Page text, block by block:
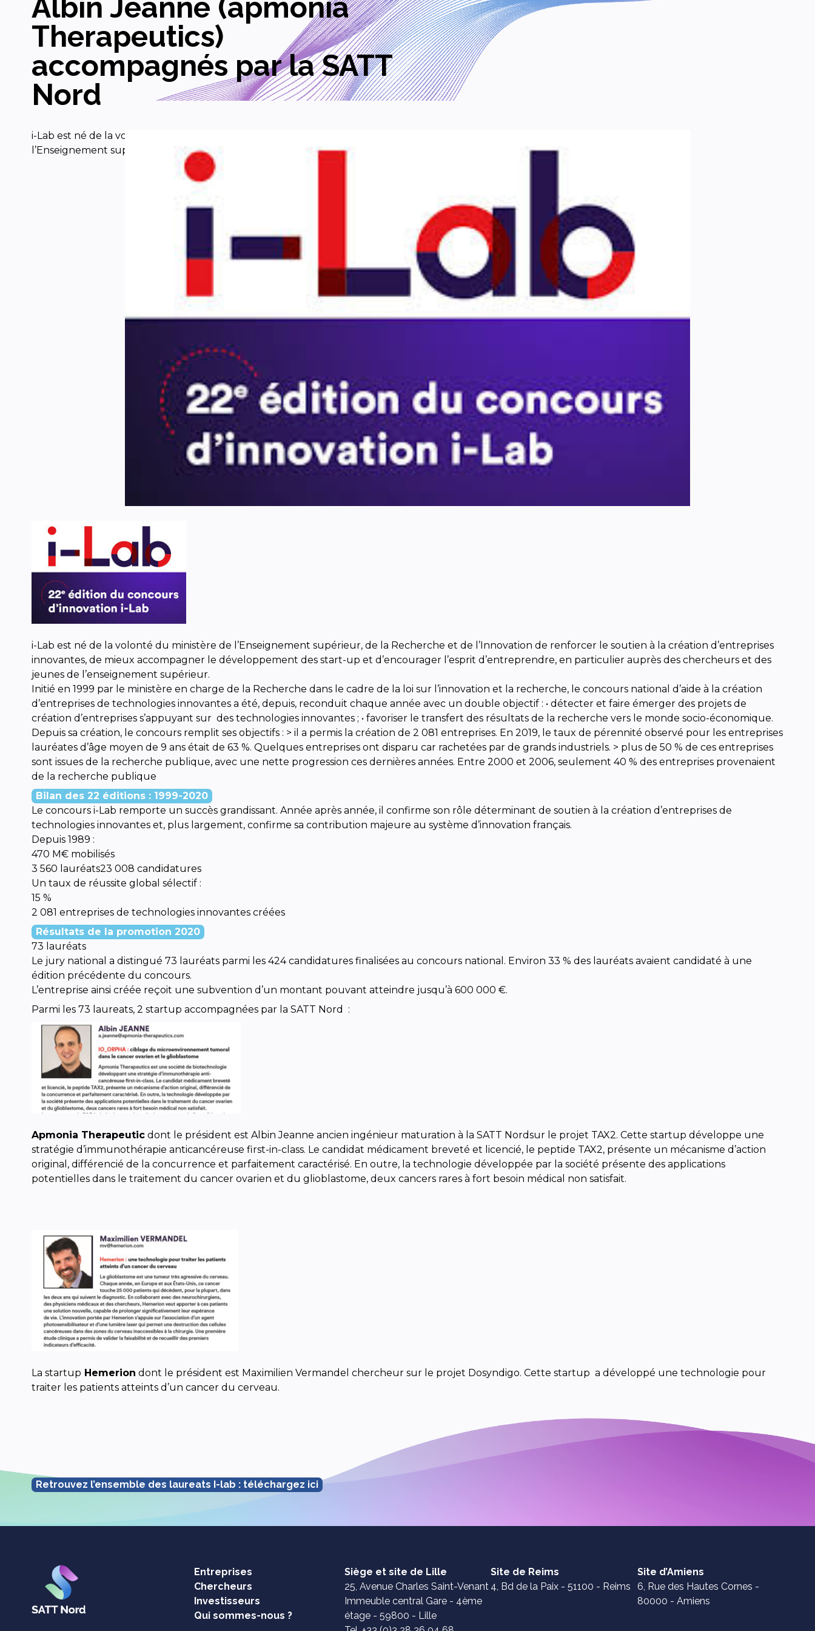
Albin Jeanne (apmonia
Therapeutics)
accompagnés par la SATT
Nord
i-Lab est né de la volonté du ministère de
l’Enseignement supérieur, de […]
i-Lab est né de la volonté du ministère de l’Enseignement supérieur, de la Recherche et de l’Innovation de renforcer le soutien à la création d’entreprises
innovantes, de mieux accompagner le développement des start-up et d’encourager l’esprit d’entreprendre, en particulier auprès des chercheurs et des
jeunes de l’enseignement supérieur.
Initié en 1999 par le ministère en charge de la Recherche dans le cadre de la loi sur l’innovation et la recherche, le concours national d’aide à la création
d’entreprises de technologies innovantes a été, depuis, reconduit chaque année avec un double objectif : • détecter et faire émerger des projets de
création d’entreprises s’appuyant sur des technologies innovantes ; • favoriser le transfert des résultats de la recherche vers le monde socio-économique.
Depuis sa création, le concours remplit ses objectifs : > il a permis la création de 2 081 entreprises. En 2019, le taux de pérennité observé pour les entreprises
lauréates d’âge moyen de 9 ans était de 63 %. Quelques entreprises ont disparu car rachetées par de grands industriels. > plus de 50 % de ces entreprises
sont issues de la recherche publique, avec une nette progression ces dernières années. Entre 2000 et 2006, seulement 40 % des entreprises provenaient
de la recherche publique
Bilan des 22 éditions : 1999-2020
Le concours i-Lab remporte un succès grandissant. Année après année, il confirme son rôle déterminant de soutien à la création d’entreprises de
technologies innovantes et, plus largement, confirme sa contribution majeure au système d’innovation français.
Depuis 1989 :
470 M€ mobilisés
3 560 lauréats23 008 candidatures
Un taux de réussite global sélectif :
15 %
2 081 entreprises de technologies innovantes créées
Résultats de la promotion 2020
73 lauréats
Le jury national a distingué 73 lauréats parmi les 424 candidatures finalisées au concours national. Environ 33 % des lauréats avaient candidaté à une
édition précédente du concours.
L’entreprise ainsi créée reçoit une subvention d’un montant pouvant atteindre jusqu’à 600 000 €.
Parmi les 73 laureats, 2 startup accompagnées par la SATT Nord :
Apmonia Therapeutic dont le président est Albin Jeanne ancien ingénieur maturation à la SATT Nordsur le projet TAX2. Cette startup développe une
stratégie d’immunothérapie anticancéreuse first-in-class. Le candidat médicament breveté et licencié, le peptide TAX2, présente un mécanisme d’action
original, différencié de la concurrence et parfaitement caractérisé. En outre, la technologie développée par la société présente des applications
potentielles dans le traitement du cancer ovarien et du glioblastome, deux cancers rares à fort besoin médical non satisfait.
La startup Hemerion dont le président est Maximilien Vermandel chercheur sur le projet Dosyndigo. Cette startup a développé une technologie pour
traiter les patients atteints d’un cancer du cerveau.
Retrouvez l’ensemble des laureats I-lab : téléchargez ici
Entreprises
Chercheurs
Investisseurs
Qui sommes-nous ?
Siège et site de Lille
25, Avenue Charles Saint-Venant
Immeuble central Gare - 4ème
étage - 59800 - Lille
Site de Reims
4, Bd de la Paix - 51100 - Reims
Site d’Amiens
6, Rue des Hautes Cornes -
80000 - Amiens